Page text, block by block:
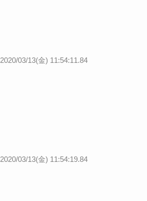
2020/03/13(金) 11:54:11.84
2020/03/13(金) 11:54:19.84